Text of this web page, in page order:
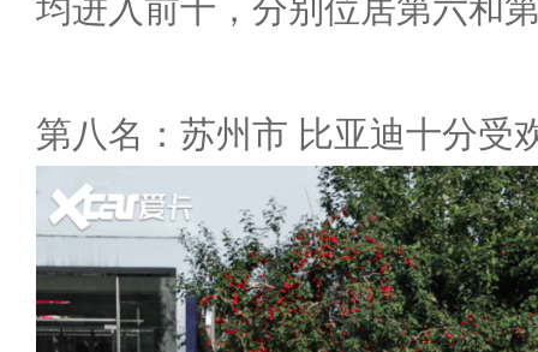
均进入前十，分别位居第六和
第八名：苏州市 比亚迪十分受